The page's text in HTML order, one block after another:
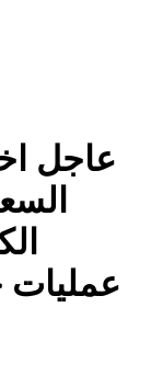
عاجل
عمليات